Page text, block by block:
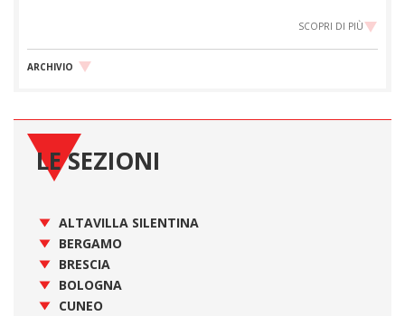
SCOPRI DI PIÙ
ARCHIVIO
LE SEZIONI
ALTAVILLA SILENTINA
BERGAMO
BRESCIA
BOLOGNA
CUNEO